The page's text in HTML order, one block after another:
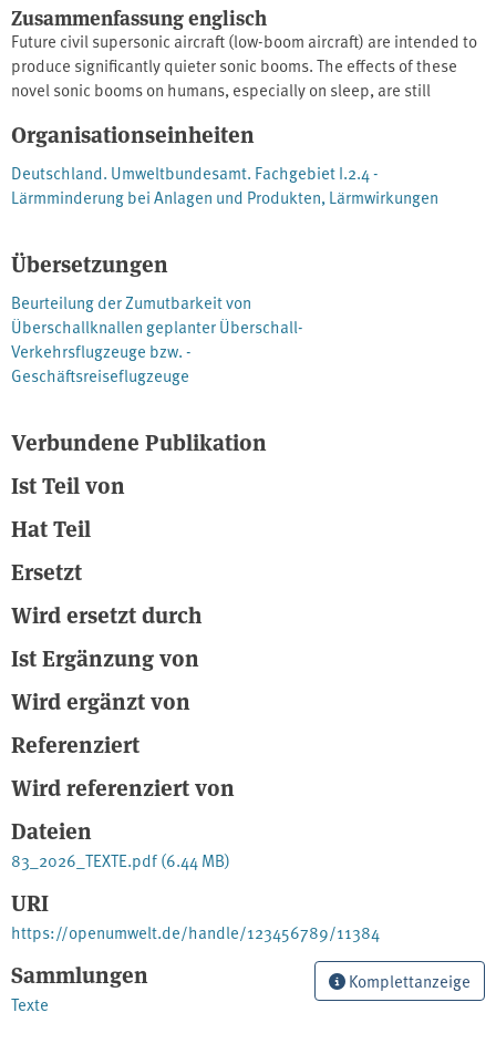
Zusammenfassung englisch
Future civil supersonic aircraft (low-boom aircraft) are intended to
produce significantly quieter sonic booms. The effects of these
novel sonic booms on humans, especially on sleep, are still
laboratory. The results show that sleep was more disturbed in the
low-boom condition, annoyance was higher, and self-rated sleep
quality was worse than in the Mach cut-off condition (a noise-
reducing flight procedure). In addition, a literature review was
assessing the acceptability of sonic booms from future civil
supersonic aircraft for the population.
Organisationseinheiten
Deutschland. Umweltbundesamt. Fachgebiet I.2.4 -
Lärmminderung bei Anlagen und Produkten, Lärmwirkungen
Übersetzungen
Beurteilung der Zumutbarkeit von
Überschallknallen geplanter Überschall-
Verkehrsflugzeuge bzw. -
Geschäftsreiseflugzeuge
Verbundene Publikation
Ist Teil von
Hat Teil
Ersetzt
Wird ersetzt durch
Ist Ergänzung von
Wird ergänzt von
Referenziert
Wird referenziert von
Dateien
83_2026_TEXTE.pdf(6.44 MB)
URI
https://openumwelt.de/handle/123456789/11384
Sammlungen
Texte
Komplettanzeige